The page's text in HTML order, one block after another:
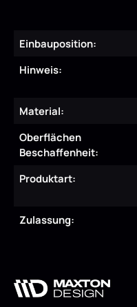
Einbauposition:
Hinweis:
Material:
Oberflächen
Beschaffenheit:
Produktart:
Zulassung: